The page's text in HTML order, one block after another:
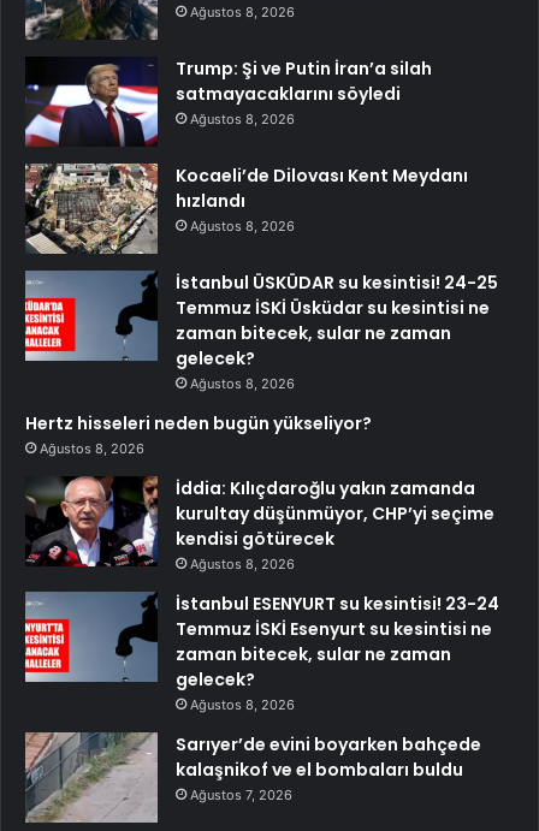
Ağustos 8, 2026
Trump: Şi ve Putin İran’a silah
satmayacaklarını söyledi
Ağustos 8, 2026
Kocaeli’de Dilovası Kent Meydanı
hızlandı
Ağustos 8, 2026
İstanbul ÜSKÜDAR su kesintisi! 24-25
Temmuz İSKİ Üsküdar su kesintisi ne
zaman bitecek, sular ne zaman
gelecek?
Ağustos 8, 2026
Hertz hisseleri neden bugün yükseliyor?
Ağustos 8, 2026
İddia: Kılıçdaroğlu yakın zamanda
kurultay düşünmüyor, CHP’yi seçime
kendisi götürecek
Ağustos 8, 2026
İstanbul ESENYURT su kesintisi! 23-24
Temmuz İSKİ Esenyurt su kesintisi ne
zaman bitecek, sular ne zaman
gelecek?
Ağustos 8, 2026
Sarıyer’de evini boyarken bahçede
kalaşnikof ve el bombaları buldu
Ağustos 7, 2026